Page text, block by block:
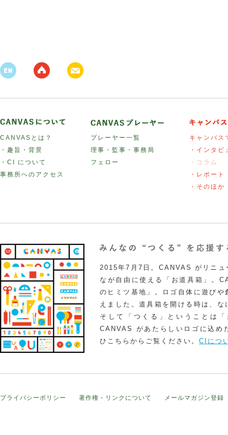
CANVASとは？
・趣旨・背景
・CI について
事務所へのアクセス
プレーヤー一覧
理事・監事・事務局
フェロー
キャンバス
・インタビ
・コラム
・レポート
・そのほか
2015年7月7日。CANVAS がリニュ
なが自由に使える「お道具箱」。
のヒミツ基地」。ロゴ自体に遊び
えました。道具箱を開ける時は、
そして「つくる」ということは
CANVAS があたらしいロゴに込め
ひこちらからご覧ください。 CIにつ
プライバシーポリシー 著作権・リンクについて メールマガジン登録